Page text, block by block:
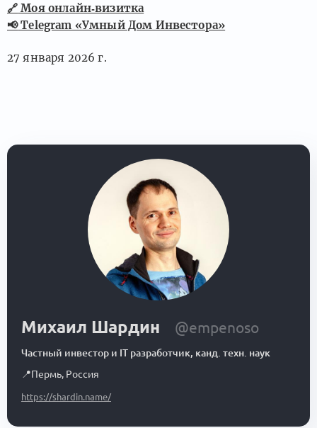
🔗 Моя онлайн‑визитка
📢Telegram «Умный Дом Инвестора»
27 января 2026 г.
Михаил Шардин @empenoso
Частный инвестор и IT разработчик, канд. техн. наук
📍Пермь, Россия
https://shardin.name/